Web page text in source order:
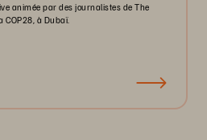
animée par des journalistes de The
COP28, à Dubaï.